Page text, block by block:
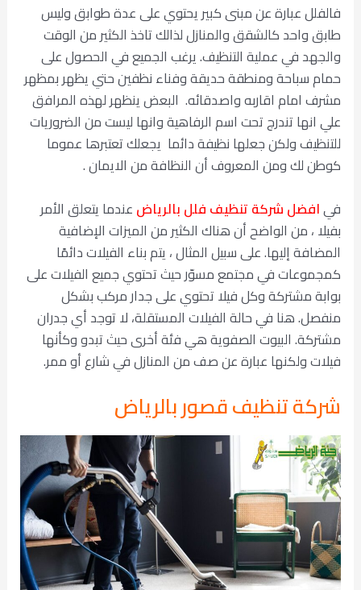
فالفلل عبارة عن مبنى كبير يحتوي على عدة طوابق وليس
طابق واحد كالشقق والمنازل لذالك تاخذ الكثير من الوقت
والجهد في عملية التنظيف. يرغب الجميع في الحصول على
حمام سباحة ومنطقة حديقة وفناء نظفين حتي يظهر بمظهر
مشرف امام اقاربه واصدقائه. البعض ينظهر لهذه المرافق
علي انها تندرج تحت اسم الرفاهية وانها ليست من الضروريات
للتنظيف ولكن جعلها نظيفة دائما يجعلك تعتبرها عموما
كوطن لك ومن المعروف أن النظافة من الايمان .
فيافضل شركة تنظيف فلل بالرياض عندما يتعلق الأمر
بفيلا ، من الواضح أن هناك الكثير من الميزات الإضافية
المضافة إليها.على سبيل المثال ، يتم بناء الفيلات دائمًا
كمجموعات في مجتمع مسوّر حيث تحتوي جميع الفيلات على
بوابة مشتركة وكل فيلا تحتوي على جدار مركب بشكل
منفصل. هنا في حالة الفيلات المستقلة، لا توجد أي جدران
مشتركة. البيوت الصفوية هي فئة أخرى حيث تبدو وكأنها
فيلات ولكنها عبارة عن صف من المنازل في شارع أو ممر.
شركة تنظيف قصور بالرياض